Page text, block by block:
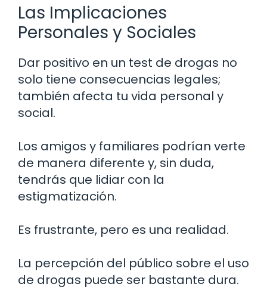
Las Implicaciones
Personales y Sociales
Dar positivo en un test de drogas no
solo tiene consecuencias legales;
también afecta tu vida personal y
social.
Los amigos y familiares podrían verte
de manera diferente y, sin duda,
tendrás que lidiar con la
estigmatización.
Es frustrante, pero es una realidad.
La percepción del público sobre el uso
de drogas puede ser bastante dura.